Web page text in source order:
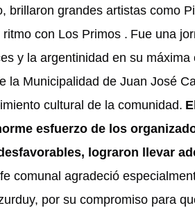
brillaron grandes artistas como
con Los Primos . Fue una
y la argentinidad en su máxima
la Municipalidad de Juan José
cultural de la comunidad.
esfuerzo de los
lograron llevar
comunal agradeció
por su compromiso para